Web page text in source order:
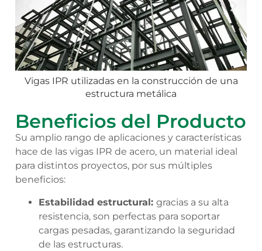
Vigas IPR utilizadas en la construcción de una
estructura metálica
Beneficios del Producto
Su amplio rango de aplicaciones y características
hace de las vigas IPR de acero, un material ideal
para distintos proyectos, por sus múltiples
beneficios:
Estabilidad estructural: gracias a su alta
resistencia, son perfectas para soportar
cargas pesadas, garantizando la seguridad
de las estructuras.